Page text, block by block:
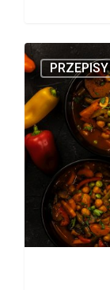
PRZEPISY